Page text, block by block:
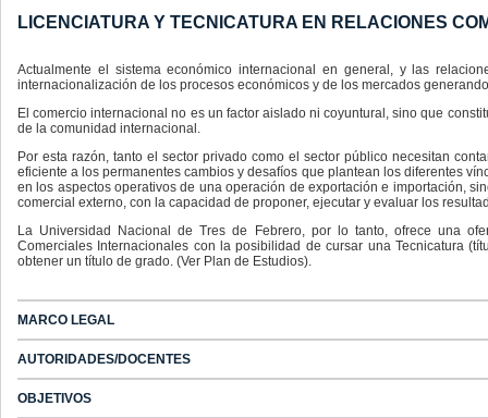
LICENCIATURA Y TECNICATURA EN RELACIONES
Actualmente el sistema económico internacional en general, y las
internacionalización de los procesos económicos y de los mercados
El comercio internacional no es un factor aislado ni coyuntural, sino que
de la comunidad internacional.
Por esta razón, tanto el sector privado como el sector público necesitan
eficiente a los permanentes cambios y desafíos que plantean los diferentes
en los aspectos operativos de una operación de exportación e importación,
comercial externo, con la capacidad de proponer, ejecutar y evaluar los
La Universidad Nacional de Tres de Febrero, por lo tanto, ofrece una
Comerciales Internacionales con la posibilidad de cursar una Tecnicatura
obtener un título de grado. (Ver Plan de Estudios).
MARCO LEGAL
AUTORIDADES/DOCENTES
OBJETIVOS